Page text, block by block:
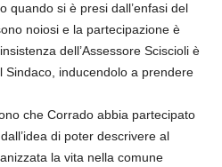
quando si è presi dall’enfasi del
noiosi e la partecipazione è
dell’Assessore Sciscioli è
Sindaco, inducendolo a prendere
che Corrado abbia partecipato
di poter descrivere al
la vita nella comune